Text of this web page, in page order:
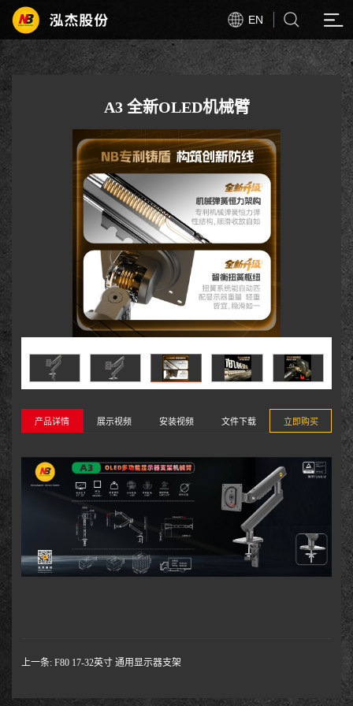
EN
A3 全新OLED机械臂
产品详情 展示视频 安装视频 文件下载 立即购买
上一条: F80 17-32英寸 通用显示器支架